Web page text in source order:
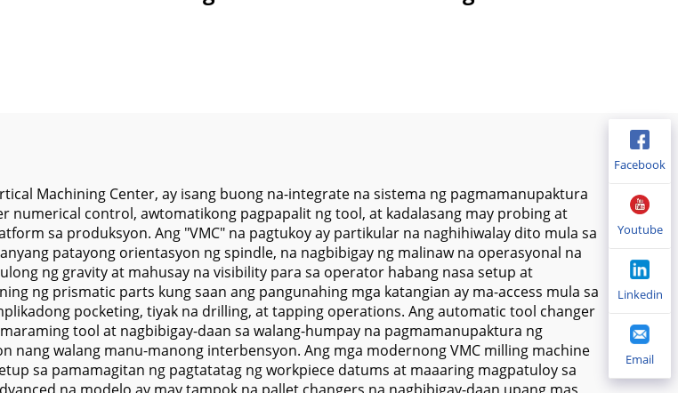
Machining Center, ay isang buong na-integrate na sistema ng pagmamanupaktura
numerical control, awtomatikong pagpapalit ng tool, at kadalasang may probing at
sa produksyon. Ang "VMC" na pagtukoy ay partikular na naghihiwalay dito mula sa
patayong orientasyon ng spindle, na nagbibigay ng malinaw na operasyonal na
ng gravity at mahusay na visibility para sa operator habang nasa setup at
ng prismatic parts kung saan ang pangunahing mga katangian ay ma-access mula sa
pocketing, tiyak na drilling, at tapping operations. Ang automatic tool changer
tool at nagbibigay-daan sa walang-humpay na pagmamanupaktura ng
nang walang manu-manong interbensyon. Ang mga modernong VMC milling machine
sa pamamagitan ng pagtatatag ng workpiece datums at maaaring magpatuloy sa
Facebook
Youtube
Linkedin
Email